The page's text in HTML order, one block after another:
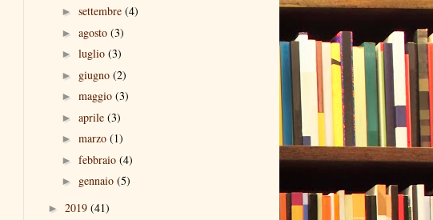
► settembre (4)
► agosto (3)
► luglio (3)
► giugno (2)
► maggio (3)
► aprile (3)
► marzo (1)
► febbraio (4)
► gennaio (5)
► 2019 (41)